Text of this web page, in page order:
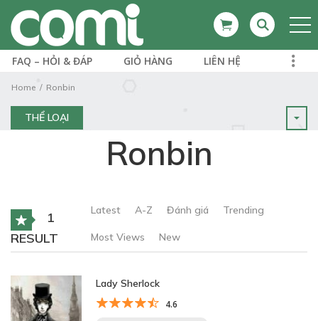
FAQ – HỎI & ĐÁP GIỎ HÀNG LIÊN HỆ
Home Ronbin
THỂ LOẠI
Ronbin
1
RESULT
Latest A-Z Đánh giá Trending
Most Views New
Lady Sherlock
4.6